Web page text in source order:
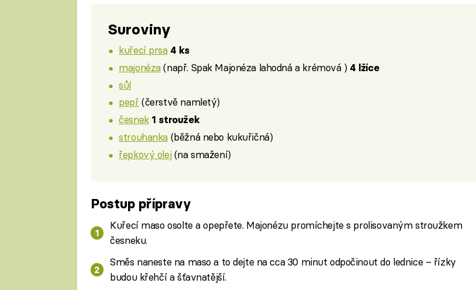
Suroviny
kuřecí prsa 4 ks
majonéza(např. Spak Majonéza lahodná a krémová ) 4 lžíce
sůl
pepř (čerstvě namletý)
česnek 1 stroužek
strouhanka (běžná nebo kukuřičná)
řepkový olej(na smažení)
Postup přípravy
Kuřecí maso osolte a opepřete. Majonézu promíchejte s prolisovaným stroužkem
česneku.
Směs naneste na maso a to dejte na cca 30 minut odpočinout do lednice – řízky
budou křehčí a šťavnatější.